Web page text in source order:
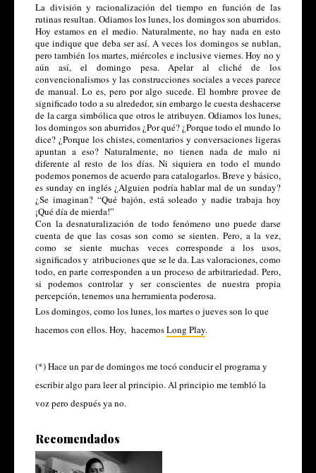
La división y racionalización del tiempo en función de las
rutinas resultan. Odiamos los lunes, los domingos son aburridos.
Hoy estamos en el medio. Naturalmente, no hay nada en esto
que indique que deba ser así. A veces los domingos se nublan,
pero también los martes, miércoles e inclusive viernes. Hoy no y
aún así, el domingo pesa. Apelar al cliché de los
convencionalismos y las construcciones sociales a veces parece
de manual. Lo es, pero por algo sucede. El hombre provee de
significado todo a su alrededor, sin embargo le cuesta deshacerse
de la carga simbólica que otros le atribuyen. Odiamos los lunes,
los domingos son aburridos ¿Por qué? ¿Porque todo el mundo lo
dice? ¿Porque los chistes, comentarios y conversaciones ligeras
apuntan a eso? Naturalmente, no tienen nada de malo ni
diferente al resto de los días. Ni siquiera en todo el mundo
podemos ponernos de acuerdo para catalogarlos. Breve y básico,
es sunday en inglés ¿Alguien podría hablar mal de un sunday?
¿Se imaginan? “Qué bajón, está soleado y nadie trabaja hoy
¡Qué día de mierda!”
Con la desnaturalización de todo fenómeno uno puede darse
cuenta de que las cosas son como se sienten. Pero, a la vez,
como se siente muchas veces corresponde a los usos,
significados y  atribuciones que se le da. Las valoraciones, como
todo, en parte corresponden a un proceso de arbitrariedad. Pero,
si podemos controlar y ser conscientes de nuestra propia
percepción, tenemos una herramienta poderosa.
Los domingos, como los lunes, los martes o jueves son lo que
hacemos con ellos. Hoy,  hacemos Long Play.
(*) Hace un par de domingos me tocó conducir el programa y
escribir algo para leer al principio. Al principio me tembló la
voz pero después ya no.
Recomendados